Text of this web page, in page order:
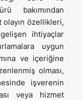
bakımından
olayın özellikleri,
ihtiyaçlar
uygun
ve içeriğine
olması,
işverenin
veya hizmet